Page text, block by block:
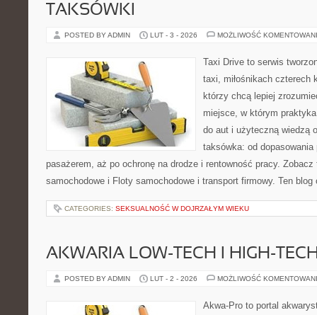
TAKSÓWKI
POSTED BY ADMIN LUT - 3 - 2026 MOŻLIWOŚĆ
Taxi Drive to serwis
taxi, miłośnikach czterech
którzy chcą lepiej
miejsce, w którym
do aut i użyteczną wiedzą
taksówka: od
pasażerem, aż po ochronę na drodze i rentowność pracy.
samochodowe i Floty samochodowe i transport firmowy. Ten
CATEGORIES: SEKSUALNOŚĆ W DOJRZAŁYM WIEKU
AKWARIA LOW-TECH I HIGH-
POSTED BY ADMIN LUT - 2 - 2026 MOŻLIWOŚĆ
Akwa-Pro to portal